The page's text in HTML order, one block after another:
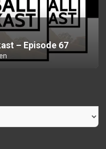
– Episode 67